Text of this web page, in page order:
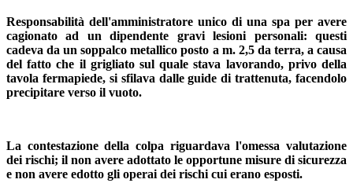
Responsabilità dell'amministratore unico di una spa per avere
cagionato ad un dipendente gravi lesioni personali: questi
cadeva da un soppalco metallico posto a m. 2,5 da terra, a causa
del fatto che il grigliato sul quale stava lavorando, privo della
tavola fermapiede, si sfilava dalle guide di trattenuta, facendolo
precipitare verso il vuoto.
La contestazione della colpa riguardava l'omessa valutazione
dei rischi; il non avere adottato le opportune misure di sicurezza
e non avere edotto gli operai dei rischi cui erano esposti.